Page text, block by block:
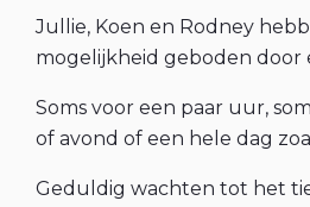
Jullie, Koen en Rodney
mogelijkheid geboden door
Soms voor een paar uur,
of avond of een hele dag
Geduldig wachten tot het